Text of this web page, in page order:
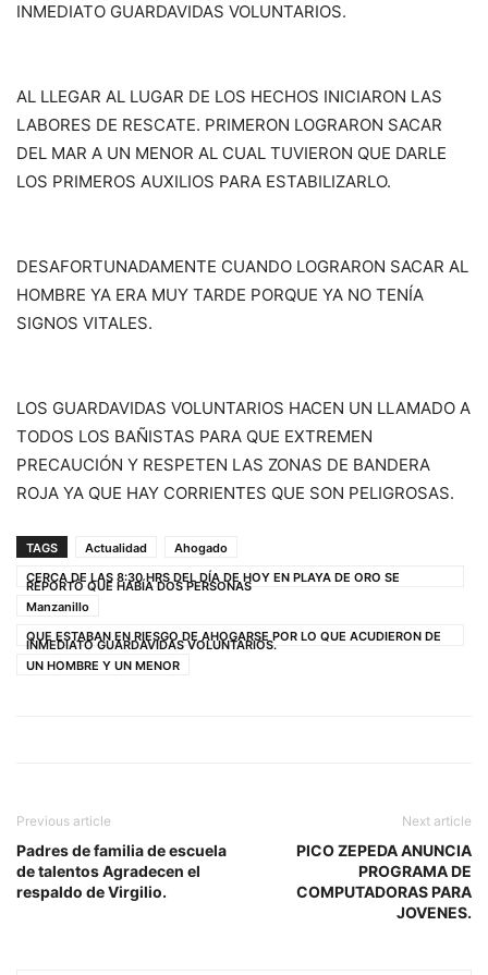
INMEDIATO GUARDAVIDAS VOLUNTARIOS.
AL LLEGAR AL LUGAR DE LOS HECHOS INICIARON LAS
LABORES DE RESCATE. PRIMERON LOGRARON SACAR
DEL MAR A UN MENOR AL CUAL TUVIERON QUE DARLE
LOS PRIMEROS AUXILIOS PARA ESTABILIZARLO.
DESAFORTUNADAMENTE CUANDO LOGRARON SACAR AL
HOMBRE YA ERA MUY TARDE PORQUE YA NO TENÍA
SIGNOS VITALES.
LOS GUARDAVIDAS VOLUNTARIOS HACEN UN LLAMADO A
TODOS LOS BAÑISTAS PARA QUE EXTREMEN
PRECAUCIÓN Y RESPETEN LAS ZONAS DE BANDERA
ROJA YA QUE HAY CORRIENTES QUE SON PELIGROSAS.
TAGS Actualidad
Ahogado
CERCA DE LAS 8:30 HRS DEL DÍA DE HOY EN PLAYA DE ORO SE
REPORTÓ QUE HABÍA DOS PERSONAS
Manzanillo
QUE ESTABAN EN RIESGO DE AHOGARSE POR LO QUE ACUDIERON DE
INMEDIATO GUARDAVIDAS VOLUNTARIOS.
UN HOMBRE Y UN MENOR
Previous article
Padres de familia de escuela
de talentos Agradecen el
respaldo de Virgilio.
Next article
PICO ZEPEDA ANUNCIA
PROGRAMA DE
COMPUTADORAS PARA
JOVENES.